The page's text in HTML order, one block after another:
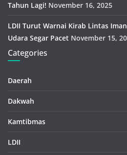
Tahun Lagi! November 16, 2025
LDII Turut Warnai Kirab Lintas
Udara Segar Pacet November 15,
Categories
Daerah
Dakwah
Kamtibmas
LDII